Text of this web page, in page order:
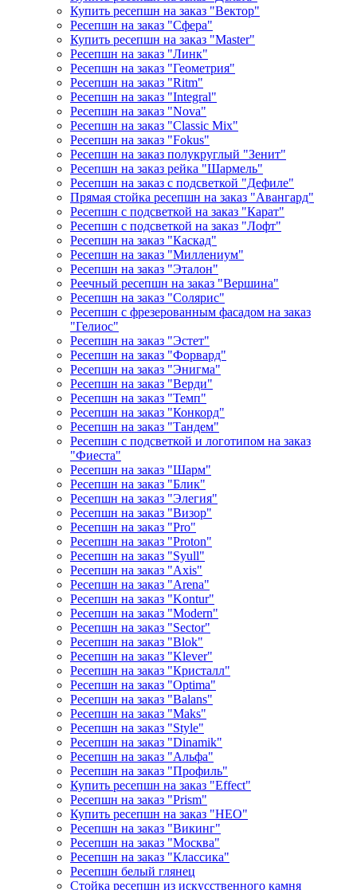
Купить ресепшн на заказ "Вектор"
Ресепшн на заказ "Сфера"
Купить ресепшн на заказ "Master"
Ресепшн на заказ "Линк"
Ресепшн на заказ "Геометрия"
Ресепшн на заказ "Ritm"
Ресепшн на заказ "Integral"
Ресепшн на заказ "Nova"
Ресепшн на заказ "Classic Mix"
Ресепшн на заказ "Fokus"
Ресепшн на заказ полукруглый "Зенит"
Ресепшн на заказ рейка "Шармель"
Ресепшн на заказ с подсветкой "Дефиле"
Прямая стойка ресепшн на заказ "Авангард"
Ресепшн с подсветкой на заказ "Карат"
Ресепшн с подсветкой на заказ "Лофт"
Ресепшн на заказ "Каскад"
Ресепшн на заказ "Миллениум"
Ресепшн на заказ "Эталон"
Реечный ресепшн на заказ "Вершина"
Ресепшн на заказ "Солярис"
Ресепшн с фрезерованным фасадом на заказ
"Гелиос"
Ресепшн на заказ "Эстет"
Ресепшн на заказ "Форвард"
Ресепшн на заказ "Энигма"
Ресепшн на заказ "Верди"
Ресепшн на заказ "Темп"
Ресепшн на заказ "Конкорд"
Ресепшн на заказ "Тандем"
Ресепшн с подсветкой и логотипом на заказ
"Фиеста"
Ресепшн на заказ "Шарм"
Ресепшн на заказ "Блик"
Ресепшн на заказ "Элегия"
Ресепшн на заказ "Визор"
Ресепшн на заказ "Pro"
Ресепшн на заказ "Proton"
Ресепшн на заказ "Syull"
Ресепшн на заказ "Axis"
Ресепшн на заказ "Arena"
Ресепшн на заказ "Kontur"
Ресепшн на заказ "Modern"
Ресепшн на заказ "Sector"
Ресепшн на заказ "Blok"
Ресепшн на заказ "Klever"
Ресепшн на заказ "Кристалл"
Ресепшн на заказ "Optima"
Ресепшн на заказ "Balans"
Ресепшн на заказ "Maks"
Ресепшн на заказ "Style"
Ресепшн на заказ "Dinamik"
Ресепшн на заказ "Альфа"
Ресепшн на заказ "Профиль"
Купить ресепшн на заказ "Effect"
Ресепшн на заказ "Prism"
Купить ресепшн на заказ "НЕО"
Ресепшн на заказ "Викинг"
Ресепшн на заказ "Москва"
Ресепшн на заказ "Классика"
Ресепшн белый глянец
Стойка ресепшн из искусственного камня